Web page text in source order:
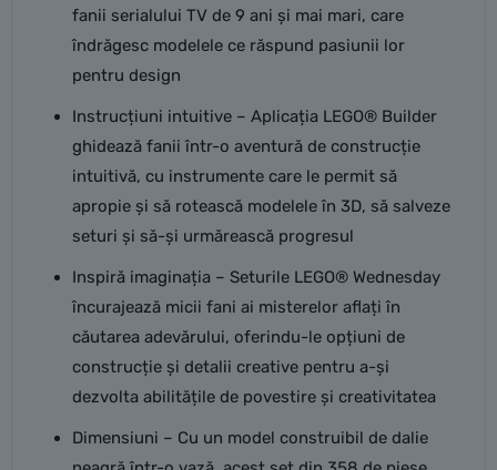
fanii serialului TV de 9 ani și mai mari, care
îndrăgesc modelele ce răspund pasiunii lor
pentru design
Instrucțiuni intuitive – Aplicația LEGO® Builder
ghidează fanii într-o aventură de construcție
intuitivă, cu instrumente care le permit să
apropie și să rotească modelele în 3D, să salveze
seturi și să-și urmărească progresul
Inspiră imaginația – Seturile LEGO® Wednesday
încurajează micii fani ai misterelor aflați în
căutarea adevărului, oferindu-le opțiuni de
construcție și detalii creative pentru a-și
dezvolta abilitățile de povestire și creativitatea
Dimensiuni – Cu un model construibil de dalie